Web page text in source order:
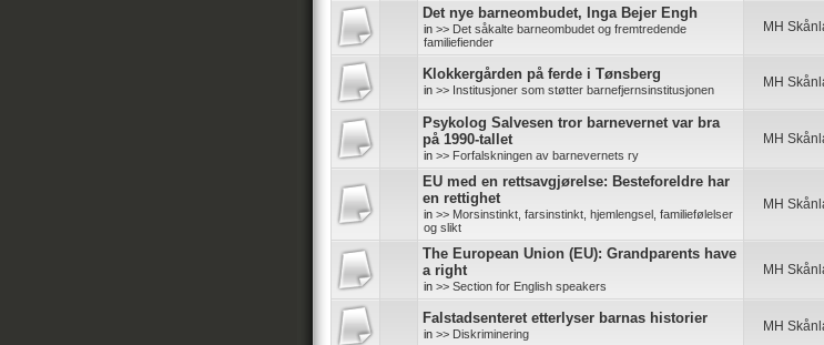
Det nye barneombudet, Inga Bejer Engh
in >> Det såkalte barneombudet og fremtredende
familiefiender
MH
Klokkergården på ferde i Tønsberg
in >> Institusjoner som støtter barnefjernsinstitusjonen MH
Psykolog Salvesen tror barnevernet var bra
på 1990-tallet
in >> Forfalskningen av barnevernets ry
MH
EU med en rettsavgjørelse: Besteforeldre har
en rettighet
in >> Morsinstinkt, farsinstinkt, hjemlengsel, familiefølelser
og slikt
MH
The European Union (EU): Grandparents have
a right
in >> Section for English speakers
MH
Falstadsenteret etterlyser barnas historier
in >> Diskriminering MH